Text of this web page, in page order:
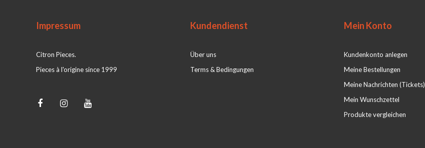
Impressum
Citron Pieces.
Pieces à l'origine since 1999
Kundendienst
Über uns
Terms & Bedingungen
Mein Konto
Kundenkonto anlegen
Meine Bestellungen
Meine Nachrichten (Tickets)
Mein Wunschzettel
Produkte vergleichen